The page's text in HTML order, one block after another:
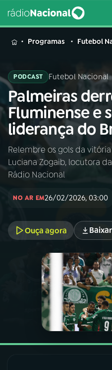
MENU
Buscar
na
Rádio
Nacional
AO
PROGRAMAS
PODCASTS
06VIDEOCASTS
Programas Futebol
PODCAST Futebol Nacional
Palmeiras
Fluminense e
liderança do
Relembre os gols da
Luciana Zogaib, locutora
Rádio Nacional
NO AR EM26/02/2026, 03:00
Ouça agora Baixar